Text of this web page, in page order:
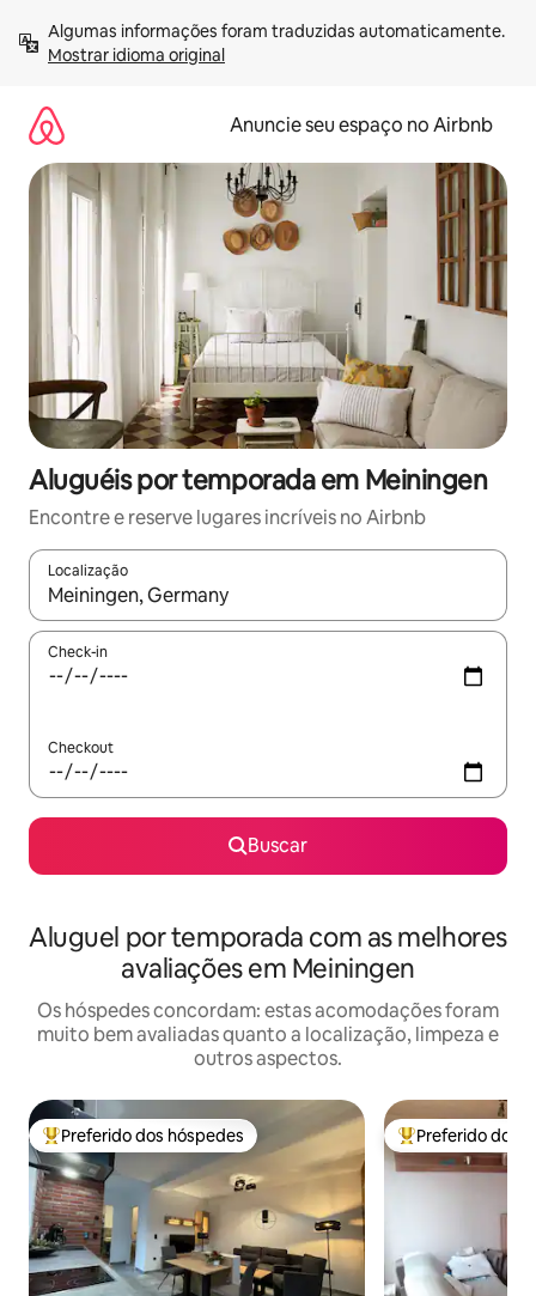
para
Mostrar idioma original
Anuncie seu espaço no Airbnb
Aluguéis por temporada em Meiningen
Encontre e reserve lugares incríveis no Airbnb
Localização
Quando os resultados estiverem disponíveis, explore-os
Check-in
Checkout
Buscar
Aluguel por temporada com as melhores
avaliações em Meiningen
Os hóspedes concordam: estas acomodações foram
muito bem avaliadas quanto a localização, limpeza e
outros aspectos.
Entre os melhores preferidos dos hóspedes
Preferido dos hóspedes Entre os
Preferido dos